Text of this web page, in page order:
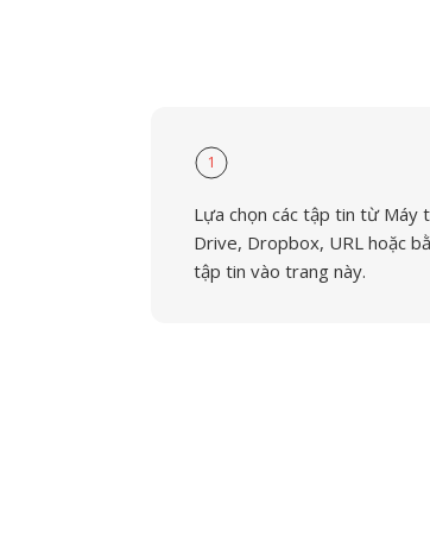
1
Lựa chọn các tập tin từ Máy
Drive, Dropbox, URL hoặc
tập tin vào trang này.